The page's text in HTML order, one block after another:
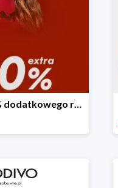
Zyskaj do -20% dodatkowego rabatu